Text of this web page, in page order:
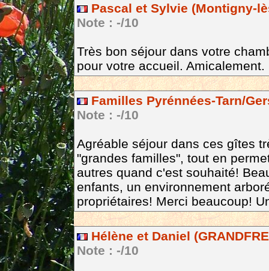
Pascal et Sylvie (Montigny-
Note : -/10
Très bon séjour dans votre
pour votre accueil. Amicalement.
Familles Pyrénnées-Tarn/
Note : -/10
Agréable séjour dans ces gîtes
"grandes familles", tout en
autres quand c'est souhaité!
enfants, un environnement
propriétaires! Merci beaucoup!
Hélène et Daniel
Note : -/10